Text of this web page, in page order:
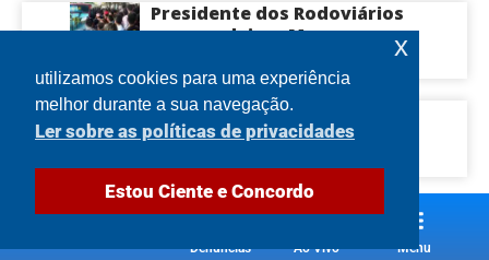
Presidente dos Rodoviários
ameaça deixar Manaus com
circulando na sexta-feira
(7) em plena reta eleitoral
Idoso morre após ser
atingido por tronco de
Denúncias Ao Vivo Menu
utilizamos cookies para uma experiência
melhor durante a sua navegação.
Ler sobre as políticas de privacidades
Estou Ciente e Concordo
x